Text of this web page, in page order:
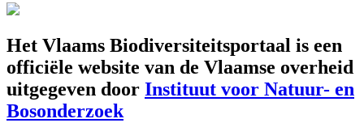
Het Vlaams Biodiversiteitsportaal is een
officiële website van de Vlaamse overheid
uitgegeven door Instituut voor Natuur- en
Bosonderzoek